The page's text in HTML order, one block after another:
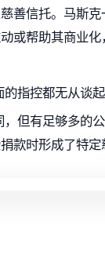
善信托。马斯
或帮助其商业
指控都无从谈
但有足够多的
款时形成了特定